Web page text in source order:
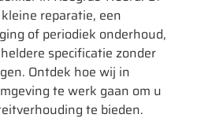
reparatie, een
of periodiek onderhoud,
specificatie zonder
Ontdek hoe wij in
te werk gaan om u
te bieden.